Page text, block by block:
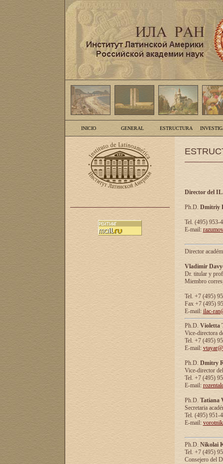
INICIO GENERAL ESTRUCTURA
Director del
Ph.D. Dmitriy
Tel. (495) 953-
E-mail:
Director
Vladimir
Dr. titular y
Miembro
Tel. +7 (495)
Fax +7 (495)
E-mail: ilac-
Ph.D. Violetta
Vice-directora
Tel. +7 (495)
E-mail:
Ph.D. Dmitry
Vice-director
Tel. +7 (495)
E-mail:
Ph.D. Tatiana
Secretaria
Tel. (495) 951-
E-mail:
Ph.D. Nikolai
Tel. +7 (495)
Consejero del